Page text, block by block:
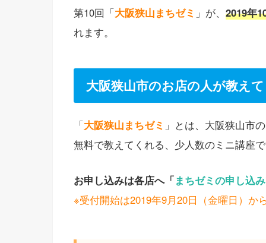
第10回「大阪狭山まちゼミ 」が、 2019年
れます。
大阪狭山市のお店の人が教え
「大阪狭山まちゼミ 」とは、大阪狭山市
無料で教えてくれる、少人数のミニ講座
お申し込みは各店へ「まちゼミの申し込
※受付開始は2019年9月20日（金曜日）か